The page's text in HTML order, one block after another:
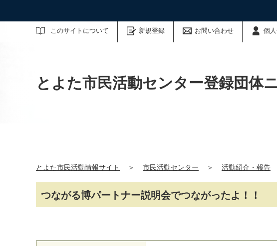
このサイトについて 新規登録 お問い合わせ 個
サイト内検索
とよた市民活動センター登録団体
とよた市民活動情報サイト ＞ 市民活動センター ＞ 活動紹介・報告
つながる博パートナー説明会でつながったよ！！